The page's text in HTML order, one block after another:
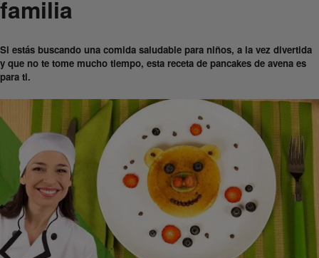
familia
Si estás buscando una comida saludable para niños, a la vez divertida
y que no te tome mucho tiempo, esta receta de pancakes de avena es
para ti.